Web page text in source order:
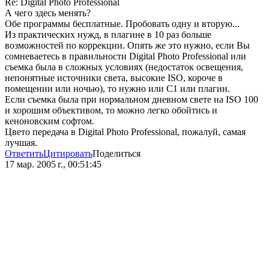
Re: Digital Photo Professional
А чего здесь менять?
Обе программы бесплатные. Пробовать одну и вторую...
Из практических нужд, в плагине в 10 раз больше
возможностей по коррекции. Опять же это нужно, если Вы
сомневаетесь в правильности Digital Photo Professional или
съемка была в сложных условиях (недостаток освещения,
непонятные источники света, высокие ISO, короче в
помещении или ночью), то нужно или С1 или плагин.
Если съемка была при нормальном дневном свете на ISO 100
и хорошим объективом, то можно легко обойтись и
кеноновским софтом.
Цвето передача в Digital Photo Professional, пожалуй, самая
лучшая.
ОтветитьЦитироватьПоделиться
17 мар. 2005 г., 00:51:45